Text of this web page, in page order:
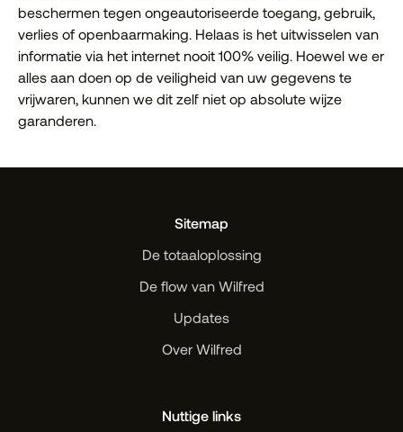
beschermen tegen ongeautoriseerde toegang, gebruik,
verlies of openbaarmaking. Helaas is het uitwisselen van
informatie via het internet nooit 100% veilig. Hoewel we er
alles aan doen op de veiligheid van uw gegevens te
vrijwaren, kunnen we dit zelf niet op absolute wijze
garanderen.
Sitemap
De totaaloplossing
De flow van Wilfred
Updates
Over Wilfred
Nuttige links